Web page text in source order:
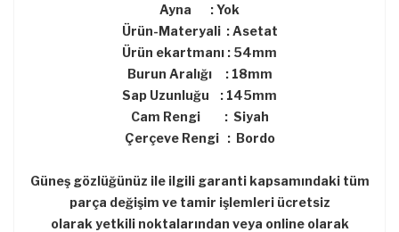
Ayna : Yok
Ürün-Materyali : Asetat
Ürün ekartmanı : 54mm
Burun Aralığı : 18mm
Sap Uzunluğu : 145mm
Cam Rengi : Siyah
Çerçeve Rengi : Bordo
Güneş gözlüğünüz ile ilgili garanti kapsamındaki tüm
parça değişim ve tamir işlemleri ücretsiz
olarak yetkili noktalarından veya online olarak